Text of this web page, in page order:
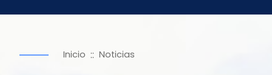
Inicio :: Noticias